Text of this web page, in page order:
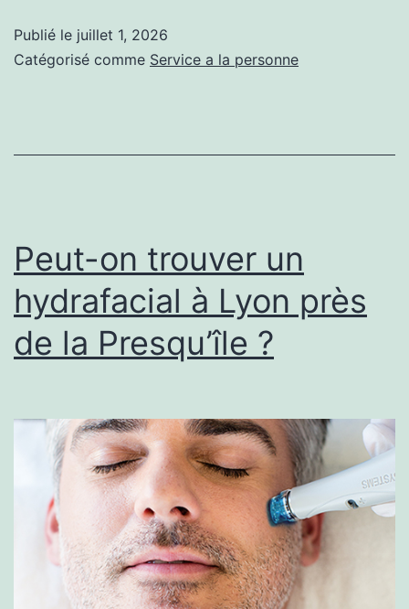
à
qui
marque
durablement
les
?
Publié le juillet 1, 2026
Catégorisé comme Service a la personne
Peut-on trouver un
hydrafacial à Lyon près
de la Presqu’île ?